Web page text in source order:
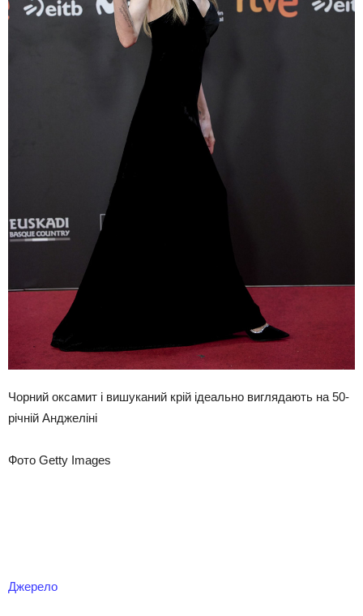
Чорний оксамит і вишуканий крій ідеально виглядають на 50-
річній Анджеліні
Фото Getty Images
Джерело